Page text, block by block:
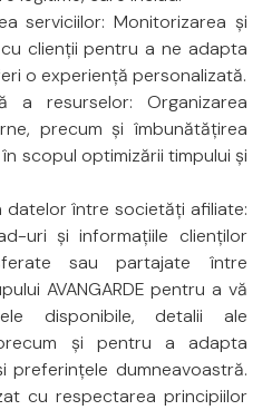
serviciilor: Monitorizarea și
clienții pentru a ne adapta
o experiență personalizată.
a resurselor: Organizarea
precum și îmbunătățirea
scopul optimizării timpului și
datelor între societăți afiliate:
uri și informațiile clienților
sau partajate între
AVANGARDE pentru a vă
disponibile, detalii ale
și pentru a adapta
preferințele dumneavoastră.
cu respectarea principiilor